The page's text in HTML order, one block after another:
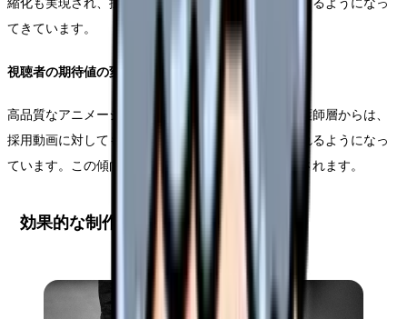
縮化も実現され、採用市場の変化にも迅速に対応できるようになっ
てきています。
視聴者の期待値の変化
高品質なアニメーションコンテンツに慣れた若手看護師層からは、
採用動画に対しても一定以上のクオリティが求められるようになっ
ています。この傾向は今後さらに強まることが予想されます。
効果的な制作手法と表現技法